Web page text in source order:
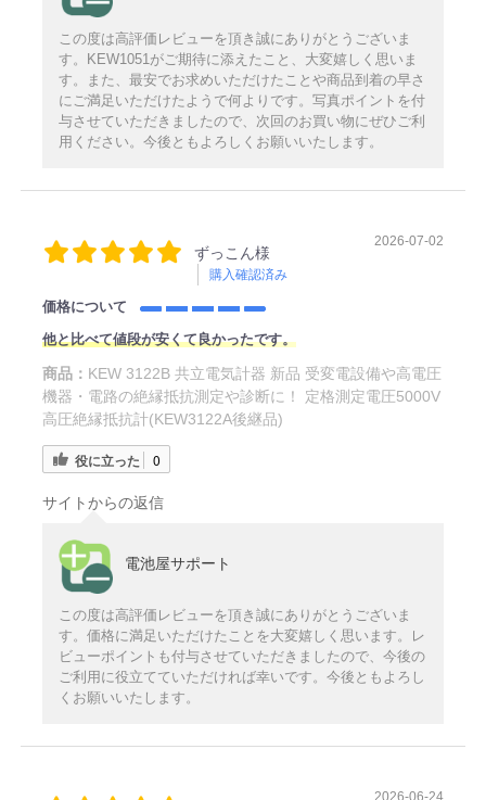
この度は高評価レビューを頂き誠にありがとうございま
す。KEW1051がご期待に添えたこと、大変嬉しく思いま
す。また、最安でお求めいただけたことや商品到着の早さ
にご満足いただけたようで何よりです。写真ポイントを付
与させていただきましたので、次回のお買い物にぜひご利
用ください。今後ともよろしくお願いいたします。
ずっこん様
購入確認済み
2026-07-02
価格について
他と比べて値段が安くて良かったです。
商品： KEW 3122B 共立電気計器 新品 受変電設備や高電圧
機器・電路の絶縁抵抗測定や診断に！ 定格測定電圧5000V
高圧絶縁抵抗計(KEW3122A後継品)
役に立った 0
サイトからの返信
電池屋サポート
この度は高評価レビューを頂き誠にありがとうございま
す。価格に満足いただけたことを大変嬉しく思います。レ
ビューポイントも付与させていただきましたので、今後の
ご利用に役立てていただければ幸いです。今後ともよろし
くお願いいたします。
2026-06-24